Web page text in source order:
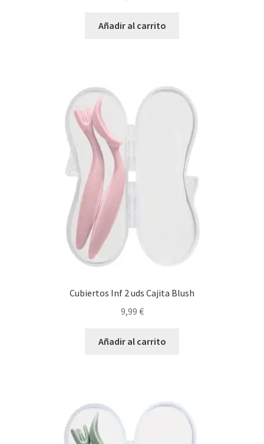
Añadir al carrito
Cubiertos Inf 2 uds Cajita Blush
9,99 €
Añadir al carrito